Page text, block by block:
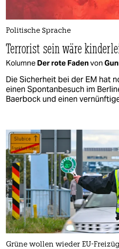
Politische Sprache
Terrorist sein wäre
Kolumne Der rote Fadenvon
Die Sicherheit bei der EM hat
einen Spontanbesuch im
Baerbock und einen
Grüne wollen wieder EU-